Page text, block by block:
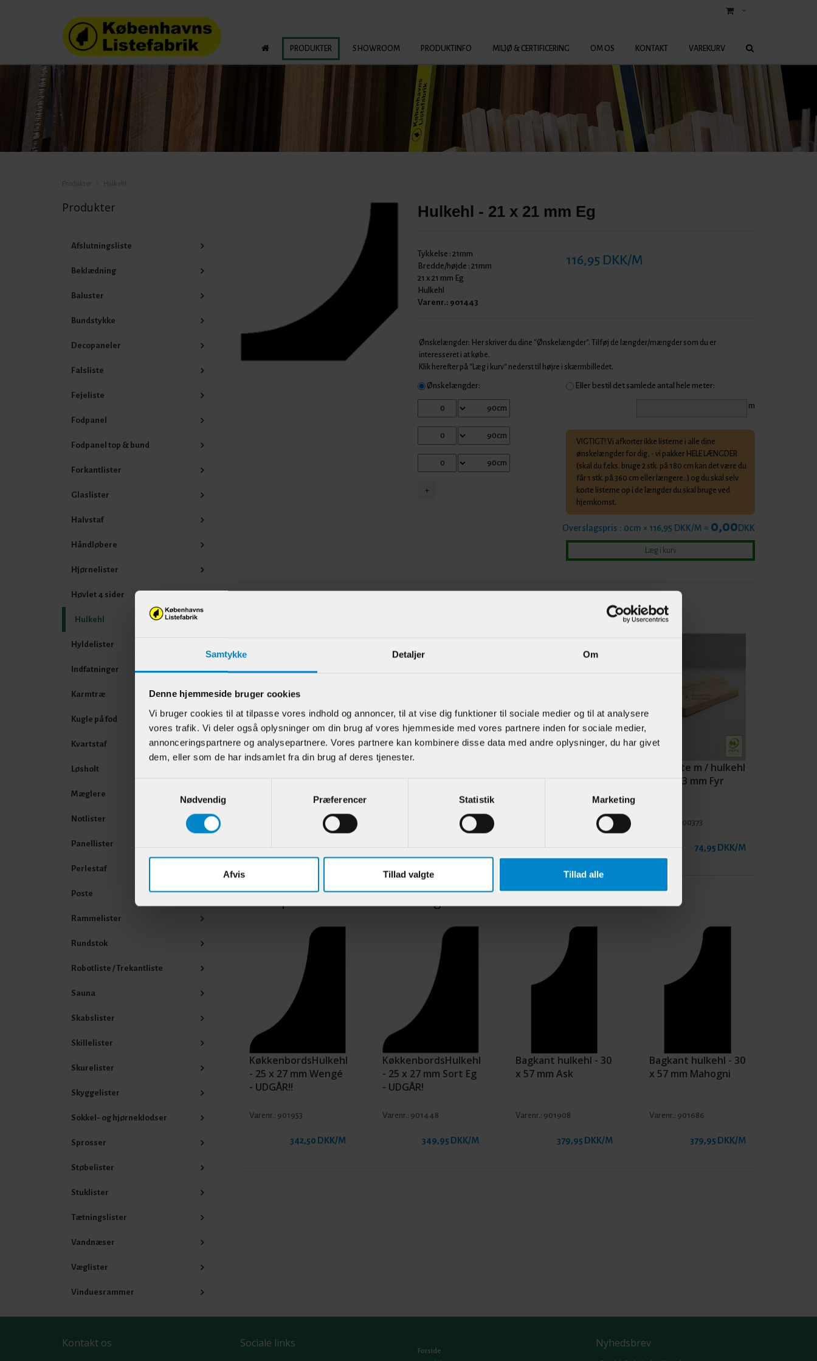
Samtykke Detaljer Om
Denne hjemmeside bruger cookies
Vi bruger cookies til at tilpasse vores indhold og annoncer, til at vise dig funktioner til sociale medier og til at analysere
vores trafik. Vi deler også oplysninger om din brug af vores hjemmeside med vores partnere inden for sociale medier,
annonceringspartnere og analysepartnere. Vores partnere kan kombinere disse data med andre oplysninger, du har givet
dem, eller som de har indsamlet fra din brug af deres tjenester.
Nødvendig
Præferencer Statistik Marketing
Afvis Tillad valgte Tillad alle
PRODUKTER SHOWROOM PRODUKTINFO MILJØ & CERTIFICERING OM OS KONTAKT VAREKURV
Produkter
Afslutningsliste
Beklædning
Baluster
Bundstykke
Decopaneler
Falsliste
Fejeliste
Fodpanel
Fodpanel top & bund
Forkantlister
Glaslister
Halvstaf
Håndløbere
Hjørnelister
Høvlet 4 sider
Hulkehl
Hyldelister
Indfatninger
Karmtræ
Kugle på fod
Kvartstaf
Løsholt
Mæglere
Notlister
Panellister
Perlestaf
Poste
Rammelister
Rundstok
Robotliste / Trekantliste
Sauna
Skabslister
Skillelister
Skurelister
Skyggelister
Sokkel- og hjørneklodser
Sprosser
Støbelister
Stuklister
Tætningslister
Vandnæser
Væglister
Vinduesrammer
Hulkehl - 21 x 21 mm Eg
Tykkelse : 21mm
Bredde/højde : 21mm
21 x 21 mm Eg
Hulkehl
Varenr.: 901443
116,95 DKK/M
Ønskelængder: Her skriver du dine "Ønskelængder". Tilføj de længder/mængder som du er
interesseret i at købe.
Klik herefter på "Læg i kurv" nederst til højre i skærmbilledet.
Ønskelængder: Eller bestil det samlede antal hele meter:
m
VIGTIGT! Vi afkorter ikke listerne i alle dine
ønskelængder for dig, - vi pakker HELE LÆNGDER
(skal du f.eks. bruge 2 stk. på 180 cm kan det være du
får 1 stk. på 360 cm eller længere..) og du skal selv
korte listerne op i de længder du skal bruge ved
hjemkomst.
Overslagspris : 0cm × 116,95 DKK/M = 0,00DKK
Fodliste - 15 x 27
mm Hvidmalet Fyr
- 9 x 21 mm Fyr
- 25 x 27 mm Eg
Vægliste m / hulkehl
- 27 x 33 mm Fyr
900373
74,95 DKK/M
KøkkenbordsHulkehl
- 25 x 27 mm Wengé
- UDGÅR!!
Varenr.: 901953
342,50 DKK/M
KøkkenbordsHulkehl
- 25 x 27 mm Sort Eg
- UDGÅR!
Varenr.: 901448
349,95 DKK/M
Bagkant hulkehl - 30
x 57 mm Ask
Varenr.: 901908
379,95 DKK/M
Bagkant hulkehl - 30
x 57 mm Mahogni
Varenr.: 901686
379,95 DKK/M
Kontakt os Sociale links
Forside
Nyhedsbrev